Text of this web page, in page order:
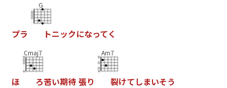
プラ
G
トニックになってく
ほ
Cmaj7
ろ苦い期待 張り
Am7
裂けてしまいそう